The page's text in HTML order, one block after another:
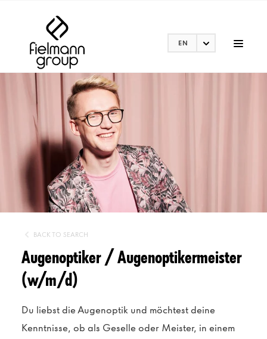
EN
BACK TO SEARCH
Augenoptiker / Augenoptikermeister
(w/m/d)
Du liebst die Augenoptik und möchtest deine
Kenntnisse, ob als Geselle oder Meister, in einem